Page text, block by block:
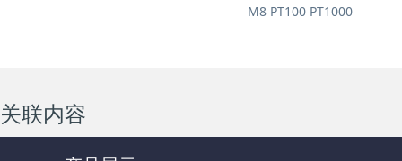
M8 PT100 PT1000
关联内容